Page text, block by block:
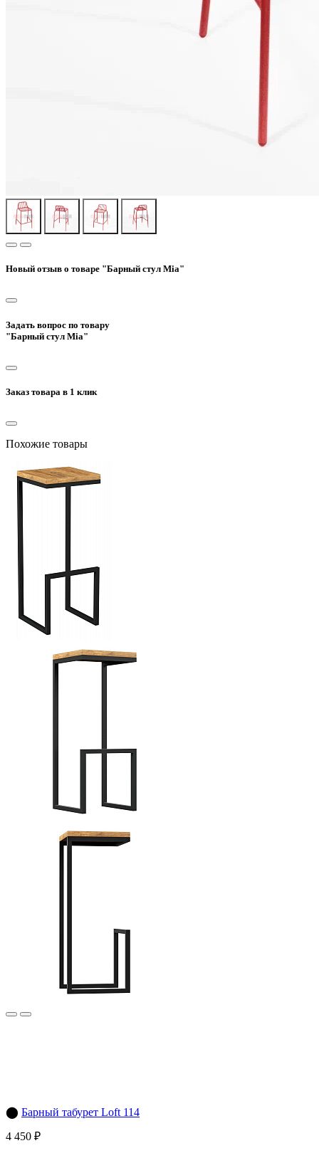
Новый отзыв о товаре "Барный стул Mia"
Задать вопрос по товару
"Барный стул Mia"
Заказ товара в 1 клик
Похожие товары
⬤ Барный табурет Loft 114
4 450 ₽